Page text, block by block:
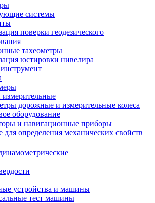
системы
поверки геодезического
тахеометры
юстировки нивелира
измерительные
дорожные и измерительные колеса
оборудование
и навигационные приборы
для определения механических свойств
устройства и машины
тест машины